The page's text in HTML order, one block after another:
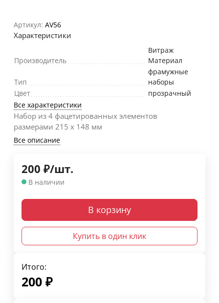
Артикул: AV56
Характеристики
Производитель
Витраж
Материал
Тип
фрамужные
наборы
Цвет
прозрачный
Все характеристики
Набор из 4 фацетированных элементов
размерами 215 х 148 мм
Все описание
200 ₽/шт.
В наличии
В корзину
Купить в один клик
Итого:
200 ₽